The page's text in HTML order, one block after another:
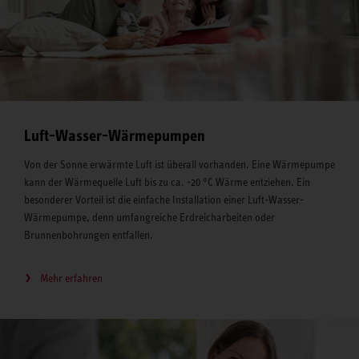
Luft-Wasser-Wärmepumpen
Von der Sonne erwärmte Luft ist überall vorhanden. Eine Wärmepumpe
kann der Wärmequelle Luft bis zu ca. -20 °C Wärme entziehen. Ein
besonderer Vorteil ist die einfache Installation einer Luft-Wasser-
Wärmepumpe, denn umfangreiche Erdreicharbeiten oder
Brunnenbohrungen entfallen.
Mehr erfahren